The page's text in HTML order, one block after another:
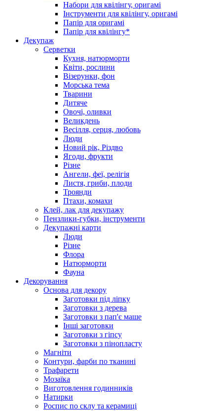
Набори для квілінгу, оригамі
Інструменти для квілінгу, оригамі
Папір для оригамі
Папір для квілінгу*
Декупаж
Серветки
Кухня, натюрморти
Квіти, рослини
Візерунки, фон
Морська тема
Тварини
Дитяче
Овочі, оливки
Великдень
Весілля, серця, любовь
Люди
Новий рік, Різдво
Ягоди, фрукти
Різне
Ангели, феї, релігія
Листя, гриби, плоди
Троянди
Птахи, комахи
Клей, лак для декупажу
Пензлики-губки, інструменти
Декупажні карти
Люди
Різне
Флора
Натюрморти
Фауна
Декорування
Основа для декору
Заготовки під ліпку
Заготовки з дерева
Заготовки з пап'є маше
Інші заготовки
Заготовки з гіпсу
Заготовки з пінопласту
Магніти
Контури, фарби по тканині
Трафарети
Мозаїка
Виготовлення годинників
Натирки
Роспис по склу та керамиці